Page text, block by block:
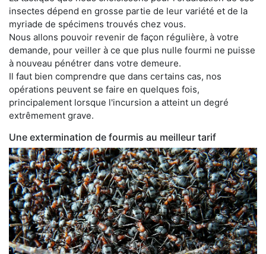
insectes dépend en grosse partie de leur variété et de la
myriade de spécimens trouvés chez vous.
Nous allons pouvoir revenir de façon régulière, à votre
demande, pour veiller à ce que plus nulle fourmi ne puisse
à nouveau pénétrer dans votre demeure.
Il faut bien comprendre que dans certains cas, nos
opérations peuvent se faire en quelques fois,
principalement lorsque l'incursion a atteint un degré
extrêmement grave.
Une extermination de fourmis au meilleur tarif